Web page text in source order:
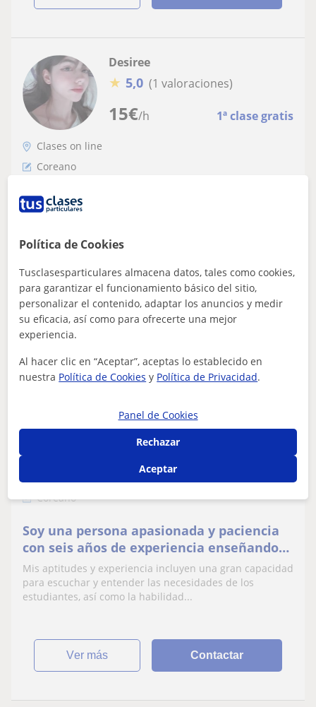
15€/h 1ª clase gratis
Desiree
★ 5,0 (1 valoraciones)
Clases on line
Coreano
Doy clases de coreano económicas para
todos los niveles
¡Hola! Soy Desiree y ofrezco clases particulares de
coreano adaptadas a tus necesidades, sin importar tu
nivel. Aprenderás de manera divert...
ver más Contactar
20€/h
Coreano
Soy una persona apasionada y paciencia
con seis años de experiencia enseñando
coreano en México y Colombia
Mis aptitudes y experiencia incluyen una gran capacidad
para escuchar y entender las necesidades de los
estudiantes, así como la habilidad...
ver más Contactar
Política de Cookies
Tusclasesparticulares almacena datos, tales como cookies,
para garantizar el funcionamiento básico del sitio,
personalizar el contenido, adaptar los anuncios y medir
su eficacia, así como para ofrecerte una mejor
experiencia.
Al hacer clic en “Aceptar”, aceptas lo establecido en
nuestra Política de Cookies y Política de Privacidad.
Panel de Cookies
Rechazar
Aceptar